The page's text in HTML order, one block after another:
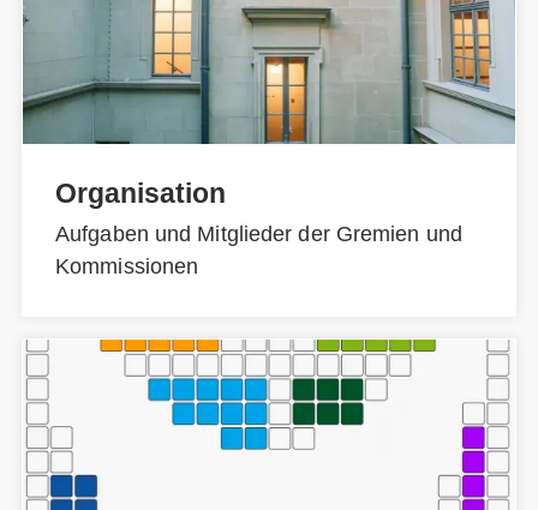
Organisation
Aufgaben und Mitglieder der Gremien und
Kommissionen